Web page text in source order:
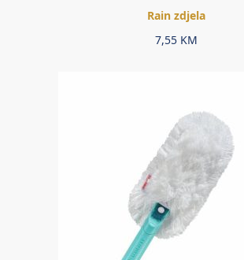
Rain zdjela
7,55 KM